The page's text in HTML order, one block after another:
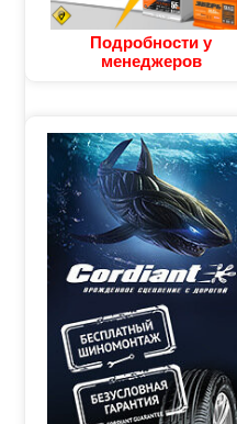
Подробности у
менеджеров